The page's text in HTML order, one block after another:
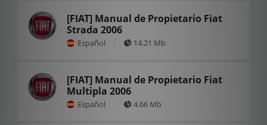
[FIAT] Manual de Propietario Fiat
Strada 2006
Español 14.21 Mb
[FIAT] Manual de Propietario Fiat
Multipla 2006
Español 4.66 Mb